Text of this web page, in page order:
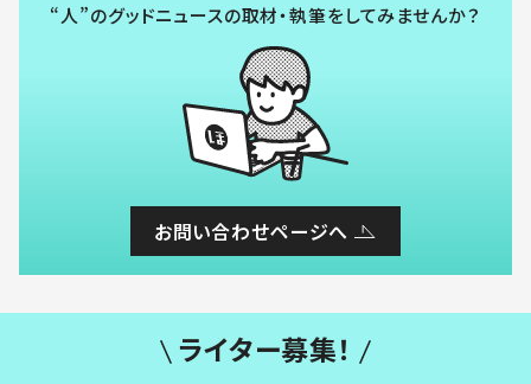
“人”のグッドニュースの取材・執筆をしてみませんか？
お問い合わせページへ
ライター募集！